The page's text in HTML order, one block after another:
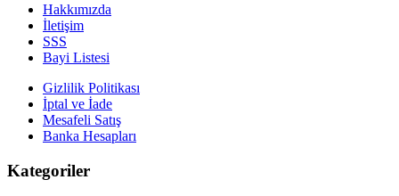
Hakkımızda
İletişim
SSS
Bayi Listesi
Gizlilik Politikası
İptal ve İade
Mesafeli Satış
Banka Hesapları
Kategoriler